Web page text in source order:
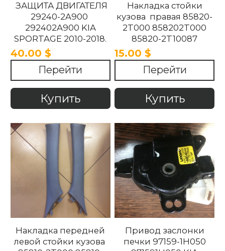
ЗАЩИТА ДВИГАТЕЛЯ
29240-2A900
292402A900 KIA
SPORTAGE 2010-2018.
40.00 $
Перейти
Купить
Накладка стойки
кузова правая 85820-
2T000 858202T000
85820-2T10087
858202T10087 85820-
2T100UP
858202T100UP Kia
Optima 2010 -2015
15.00 $
Перейти
Купить
Накладка передней
левой стойки кузова
Привод заслонки
печки 97159-1H050